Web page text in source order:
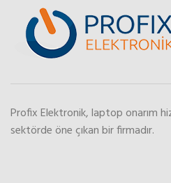
Profix Elektronik, laptop onarım
sektörde öne çıkan bir firmadır.